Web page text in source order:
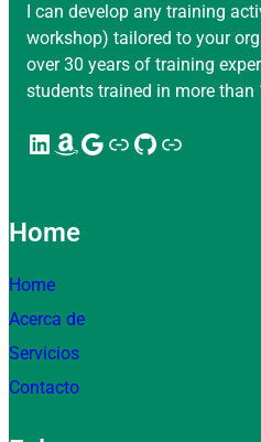
I can develop any training
workshop) tailored to your
over 30 years of training
students trained in more than
LinkedIn Amazon Google Enlace GitHub Enlace
Home
Home
Acerca de
Servicios
Contacto